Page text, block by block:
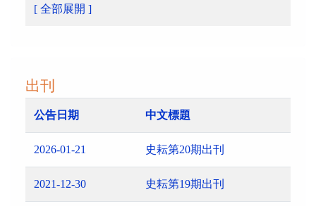
[ 全部展開 ]
出刊
公告日期 中文標題
2026-01-21 史耘第20期出刊
2021-12-30 史耘第19期出刊